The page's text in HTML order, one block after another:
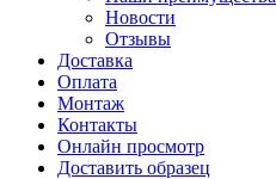
Новости
Отзывы
Доставка
Оплата
Монтаж
Контакты
Онлайн просмотр
Доставить образец